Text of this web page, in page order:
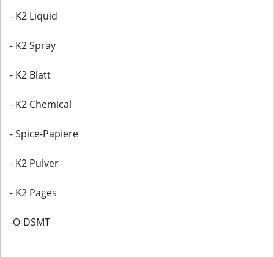
- K2 Liquid
- K2 Spray
- K2 Blatt
- K2 Chemical
- Spice-Papiere
- K2 Pulver
- K2 Pages
-O-DSMT